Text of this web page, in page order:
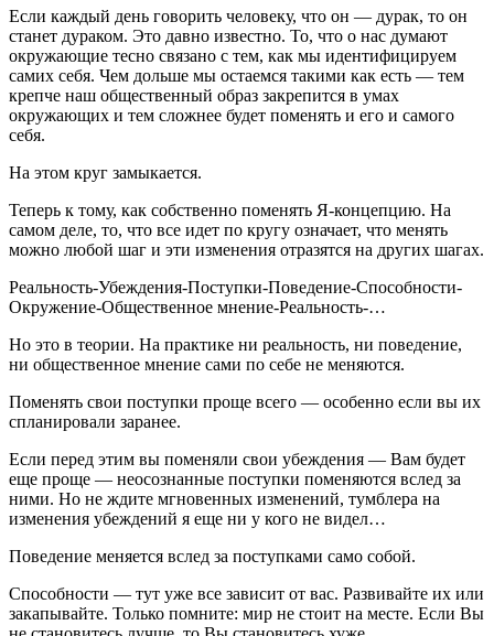
Если каждый день говорить человеку, что он — дурак, то он
станет дураком. Это давно известно. То, что о нас думают
окружающие тесно связано с тем, как мы идентифицируем
самих себя. Чем дольше мы остаемся такими как есть — тем
крепче наш общественный образ закрепится в умах
окружающих и тем сложнее будет поменять и его и самого
себя.
На этом круг замыкается.
Теперь к тому, как собственно поменять Я-концепцию. На
самом деле, то, что все идет по кругу означает, что менять
можно любой шаг и эти изменения отразятся на других шагах.
Реальность-Убеждения-Поступки-Поведение-Способности-
Окружение-Общественное мнение-Реальность-…
Но это в теории. На практике ни реальность, ни поведение,
ни общественное мнение сами по себе не меняются.
Поменять свои поступки проще всего — особенно если вы их
спланировали заранее.
Если перед этим вы поменяли свои убеждения — Вам будет
еще проще — неосознанные поступки поменяются вслед за
ними. Но не ждите мгновенных изменений, тумблера на
изменения убеждений я еще ни у кого не видел…
Поведение меняется вслед за поступками само собой.
Способности — тут уже все зависит от вас. Развивайте их или
закапывайте. Только помните: мир не стоит на месте. Если Вы